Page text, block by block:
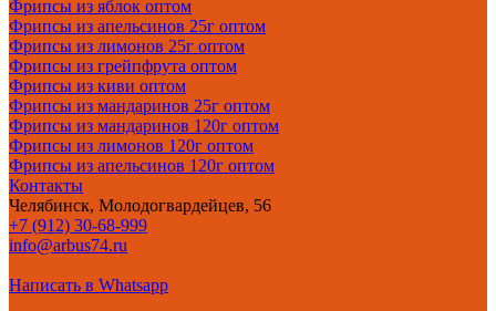
Фрипсы из яблок оптом
Фрипсы из апельсинов 25г оптом
Фрипсы из лимонов 25г оптом
Фрипсы из грейпфрута оптом
Фрипсы из киви оптом
Фрипсы из мандаринов 25г оптом
Фрипсы из мандаринов 120г оптом
Фрипсы из лимонов 120г оптом
Фрипсы из апельсинов 120г оптом
Контакты
Челябинск, Молодогвардейцев, 56
+7 (912) 30-68-999
info@arbus74.ru
Написать в Whatsapp